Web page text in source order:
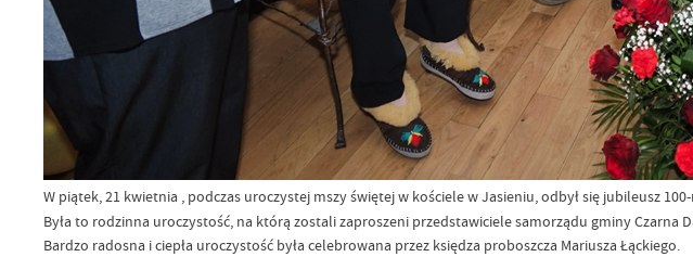
W piątek, 21 kwietnia , podczas uroczystej mszy świętej w kościele w Jasieniu, odbył się jubileusz
Była to rodzinna uroczystość, na którą zostali zaproszeni przedstawiciele samorządu gminy Czarna
Bardzo radosna i ciepła uroczystość była celebrowana przez księdza proboszcza Mariusza Łąckiego.